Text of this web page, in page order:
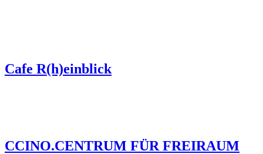
Cafe R(h)einblick
CCINO.CENTRUM FÜR FREIRAUM